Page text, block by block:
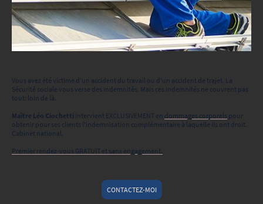
Vous avez été victime d'un accident du travail ou d'un accident de trajet. La
Sécurité sociale vous verse des indemnités. Mais ces indemnités ne couvrent pas
tout: loin de là.
Maître Léo Ciochetti intervient EXCLUSIVEMENT en dommages corporels pour
obtenir pour ses clients l'indemnisation complémentaire à laquelle ils ont droit.
Cabinet national.
Premier rendez-vous GRATUIT et sans engagement.
CONTACTEZ-MOI